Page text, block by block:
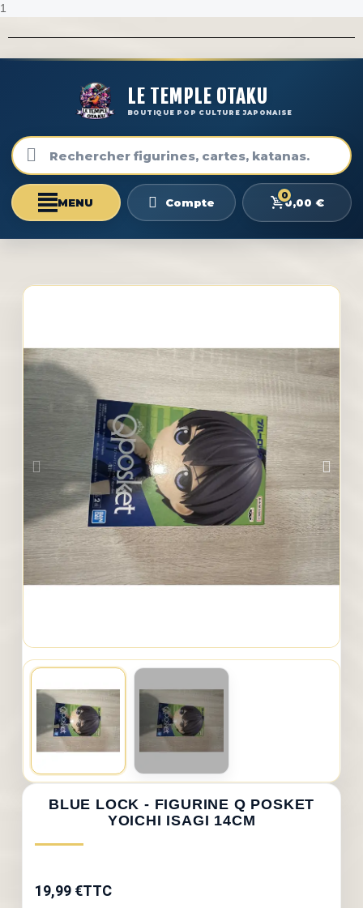
1
LE TEMPLE OTAKU
BOUTIQUE POP CULTURE JAPONAISE
Compte
0
0,00 €
BLUE LOCK - FIGURINE Q POSKET
YOICHI ISAGI 14CM
19,99 €TTC